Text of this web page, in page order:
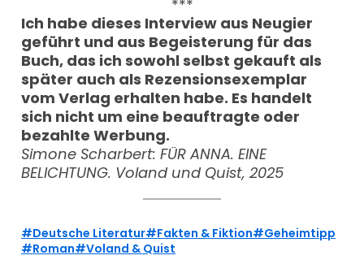
***
Ich habe dieses Interview aus Neugier
geführt und aus Begeisterung für das
Buch, das ich sowohl selbst gekauft als
später auch als Rezensionsexemplar
vom Verlag erhalten habe. Es handelt
sich nicht um eine beauftragte oder
bezahlte Werbung.
Simone Scharbert: FÜR ANNA. EINE
BELICHTUNG. Voland und Quist, 2025
Deutsche Literatur Fakten & Fiktion
Geheimtipp
Roman
Voland & Quist